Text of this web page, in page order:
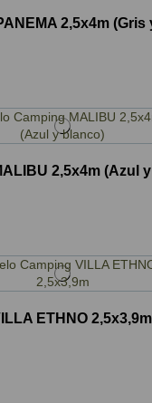
2,5x4m (Gris
2,5x4m (Azul
ETHNO 2,5x3,9m